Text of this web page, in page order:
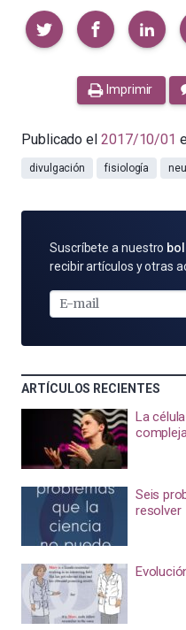
Compartir
Imprimir
Publicado el 2017/10/01
divulgación fisiología
SUSCRÍBETE
POR
MAIL
Suscríbete a nuestro
recibir artículos y otras
ARTÍCULOS RECIENTES
La
Seis
resolver